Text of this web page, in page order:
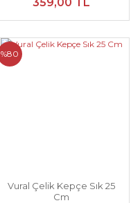
%80
Vural Çelik Kepçe Sık 25
Cm